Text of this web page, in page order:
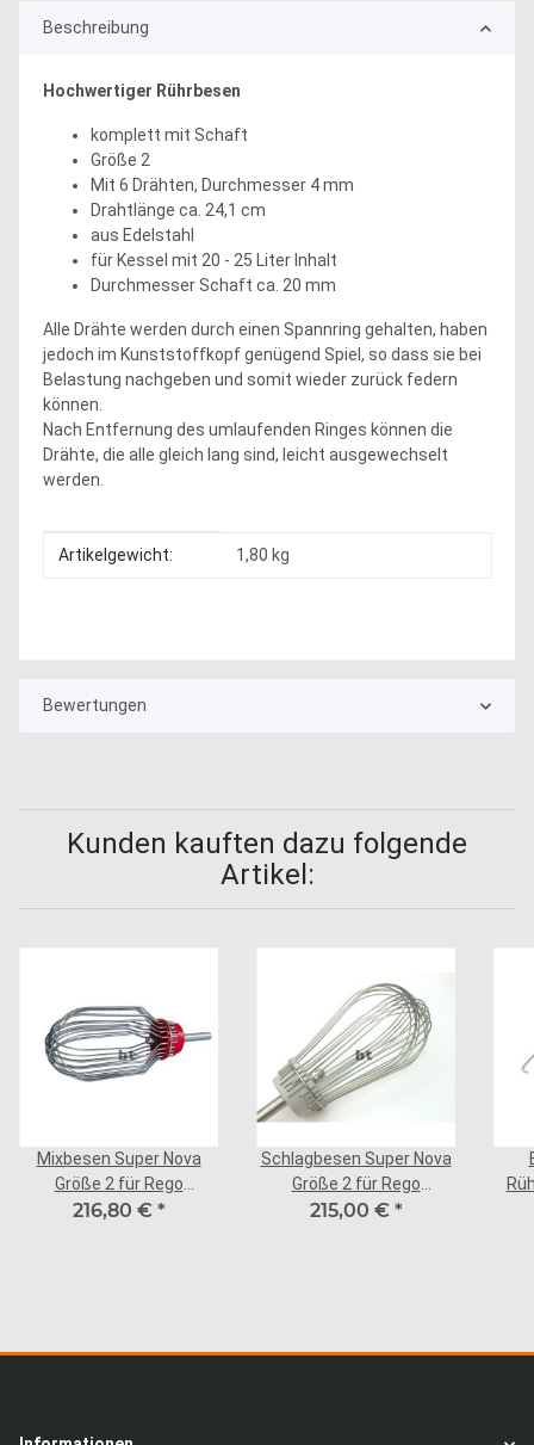
Beschreibung
Hochwertiger Rührbesen
komplett mit Schaft
Größe 2
Mit 6 Drähten, Durchmesser 4 mm
Drahtlänge ca. 24,1 cm
aus Edelstahl
für Kessel mit 20 - 25 Liter Inhalt
Durchmesser Schaft ca. 20 mm
Alle Drähte werden durch einen Spannring gehalten, haben
jedoch im Kunststoffkopf genügend Spiel, so dass sie bei
Belastung nachgeben und somit wieder zurück federn
können.
Nach Entfernung des umlaufenden Ringes können die
Drähte, die alle gleich lang sind, leicht ausgewechselt
werden.
Produkteigenschaft
Wert
Artikelgewicht: 1,80 kg
Bewertungen
Kunden kauften dazu folgende
Artikel:
Mixbesen Super Nova
Größe 2 für Rego
Maschinen
216,80 € *
Schlagbesen Super Nova
Größe 2 für Rego
Maschinen
215,00 € *